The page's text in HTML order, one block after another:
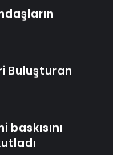
Buluşturan